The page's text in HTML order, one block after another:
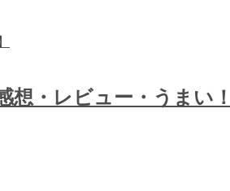
・レビュー・うまい！